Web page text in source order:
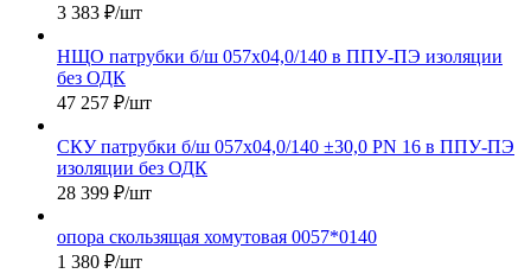
3 383 ₽/шт
НЩО патрубки б/ш 057х04,0/140 в ППУ-ПЭ изоляции
без ОДК
47 257 ₽/шт
СКУ патрубки б/ш 057х04,0/140 ±30,0 PN 16 в ППУ-ПЭ
изоляции без ОДК
28 399 ₽/шт
опора скользящая хомутовая 0057*0140
1 380 ₽/шт